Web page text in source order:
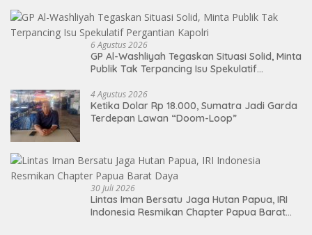
6 Agustus 2026
GP Al-Washliyah Tegaskan Situasi Solid, Minta
Publik Tak Terpancing Isu Spekulatif
4 Agustus 2026
Ketika Dolar Rp 18.000, Sumatra Jadi Garda
Terdepan Lawan “Doom-Loop”
30 Juli 2026
Lintas Iman Bersatu Jaga Hutan Papua, IRI
Indonesia Resmikan Chapter Papua Barat